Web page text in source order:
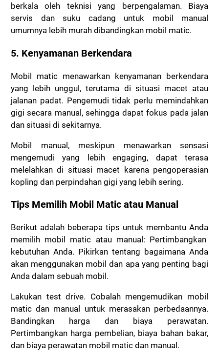
berkala oleh teknisi yang berpengalaman. Biaya
servis dan suku cadang untuk mobil manual
umumnya lebih murah dibandingkan mobil matic.
5. Kenyamanan Berkendara
Mobil matic menawarkan kenyamanan berkendara
yang lebih unggul, terutama di situasi macet atau
jalanan padat. Pengemudi tidak perlu memindahkan
gigi secara manual, sehingga dapat fokus pada jalan
dan situasi di sekitarnya.
Mobil manual, meskipun menawarkan sensasi
mengemudi yang lebih engaging, dapat terasa
melelahkan di situasi macet karena pengoperasian
kopling dan perpindahan gigi yang lebih sering.
Tips Memilih Mobil Matic atau Manual
Berikut adalah beberapa tips untuk membantu Anda
memilih mobil matic atau manual: Pertimbangkan
kebutuhan Anda. Pikirkan tentang bagaimana Anda
akan menggunakan mobil dan apa yang penting bagi
Anda dalam sebuah mobil.
Lakukan test drive. Cobalah mengemudikan mobil
matic dan manual untuk merasakan perbedaannya.
Bandingkan harga dan biaya perawatan.
Pertimbangkan harga pembelian, biaya bahan bakar,
dan biaya perawatan mobil matic dan manual.